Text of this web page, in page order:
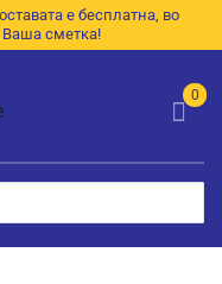
е бесплатна, во
Ваша сметка!
0